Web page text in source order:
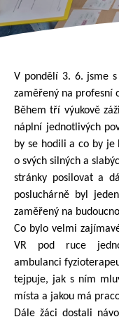
V pondělí 3. 6. jsme
zaměřený na profesní
Během tří výukově
náplní jednotlivých
by se hodili a co by je
o svých silných a
stránky posilovat a
posluchárně byl
zaměřený na
Co bylo velmi
VR pod ruce
ambulanci
tejpuje, jak s ním
místa a jakou má
Dále žáci dostali